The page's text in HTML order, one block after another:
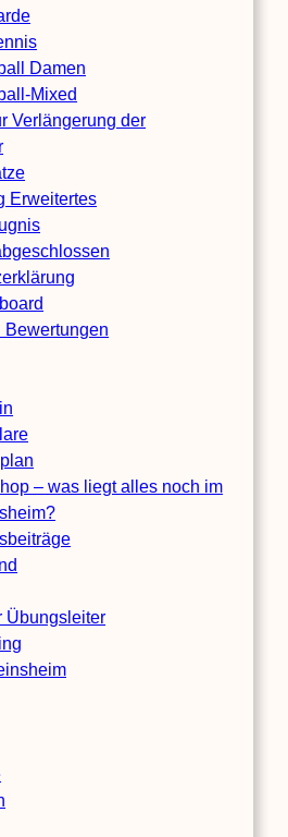
Damen
Mixed
Verlängerung der
Erweitertes
Bewertungen
– was liegt alles noch im
Übungsleiter